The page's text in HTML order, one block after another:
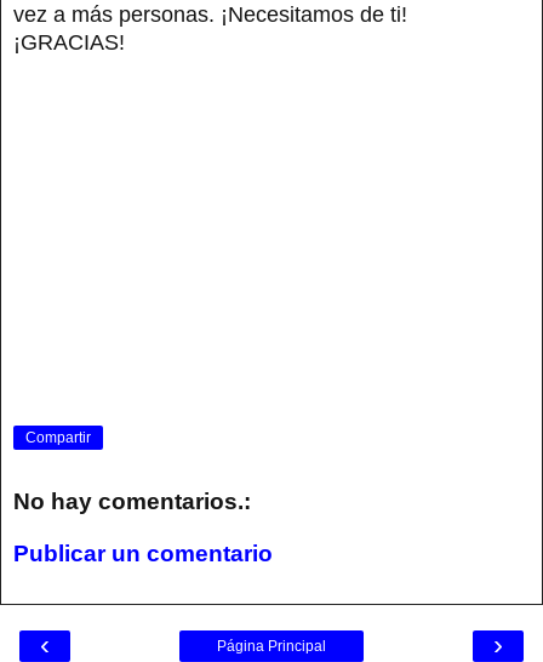
vez a más personas. ¡Necesitamos de ti!
¡GRACIAS!
Compartir
No hay comentarios.:
Publicar un comentario
‹ ›
Página Principal